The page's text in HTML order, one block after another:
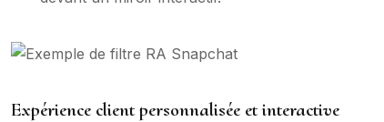
Expérience client personnalisée et interactive